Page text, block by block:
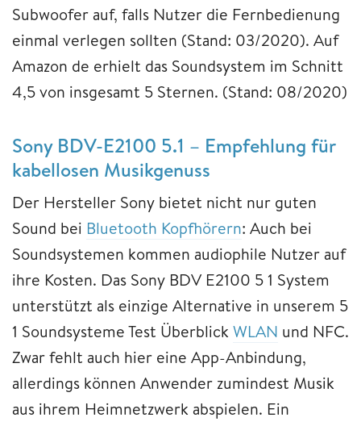
Subwoofer auf, falls Nutzer die Fernbedienung
einmal verlegen sollten (Stand: 03/2020). Auf
Amazon de erhielt das Soundsystem im Schnitt
4,5 von insgesamt 5 Sternen. (Stand: 08/2020)
Sony BDV-E2100 5.1 – Empfehlung für
kabellosen Musikgenuss
Der Hersteller Sony bietet nicht nur guten
Sound bei Bluetooth Kopfhörern: Auch bei
Soundsystemen kommen audiophile Nutzer auf
ihre Kosten. Das Sony BDV E2100 5 1 System
unterstützt als einzige Alternative in unserem 5
1 Soundsysteme Test Überblick WLAN und NFC.
Zwar fehlt auch hier eine App-Anbindung,
allerdings können Anwender zumindest Musik
aus ihrem Heimnetzwerk abspielen. Ein